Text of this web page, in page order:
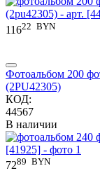
11622 BYN
Фотоальбом 200
(2PU42305)
КОД:
44567
В наличии
7289 BYN